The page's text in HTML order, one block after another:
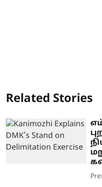
Related Stories